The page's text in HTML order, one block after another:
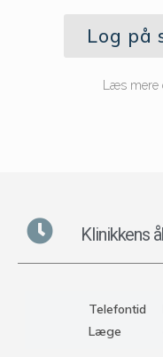
Log på
Læs
Klinikkens
Telefontid
Læge